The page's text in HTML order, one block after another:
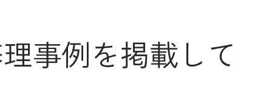
事例を掲載して